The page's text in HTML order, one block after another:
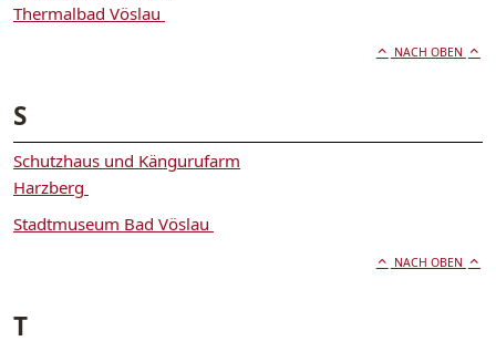
Thermalbad Vöslau
NACH OBEN
S
Schutzhaus und Kängurufarm
Harzberg
Stadtmuseum Bad Vöslau
NACH OBEN
T